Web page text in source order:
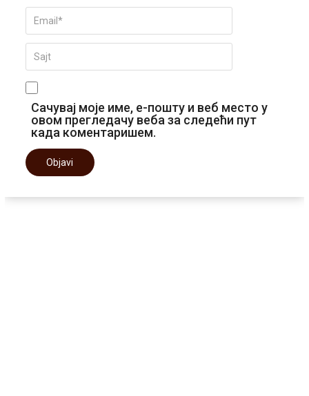
Сачувај моје име, е-пошту и веб место у
овом прегледачу веба за следећи пут
када коментаришем.